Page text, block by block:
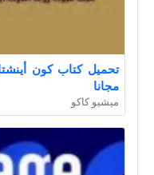
مجانا
ميشيو كاكو